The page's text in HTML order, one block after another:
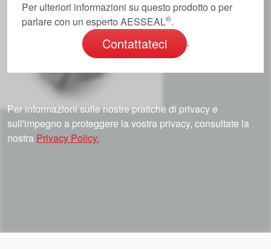
Per ulteriori informazioni su questo prodotto o per
parlare con un esperto AESSEAL®.
Contattateci .
Per informazioni sulle nostre pratiche di privacy e
sull'impegno a proteggere la vostra privacy, consultate la
nostra Privacy Policy.